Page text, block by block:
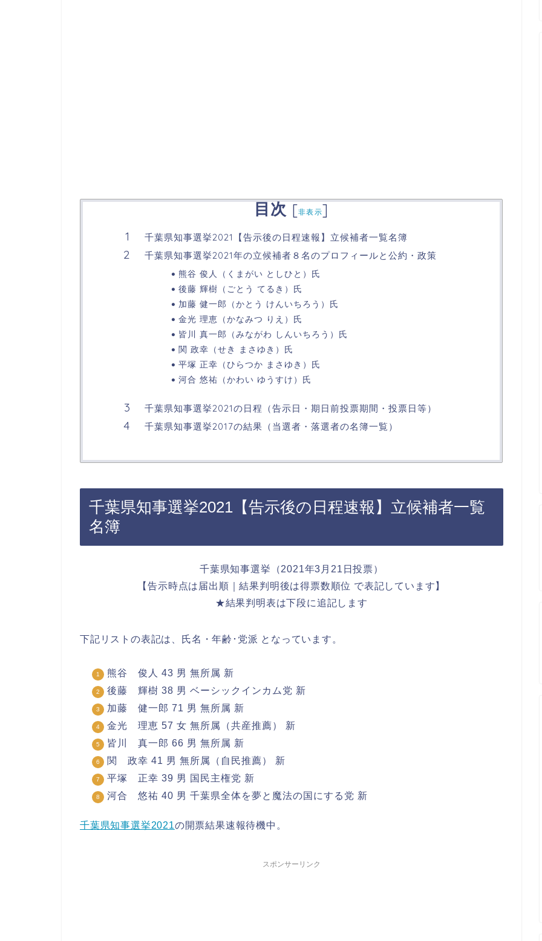
目次 [非表示]
千葉県知事選挙2021【告示後の日程速報】立候補者一覧名簿
千葉県知事選挙2021年の立候補者８名のプロフィールと公約・政策
熊谷 俊人（くまがい としひと）氏
後藤 輝樹（ごとう てるき）氏
加藤 健一郎（かとう けんいちろう）氏
金光 理恵（かなみつ りえ）氏
皆川 真一郎（みながわ しんいちろう）氏
関 政幸（せき まさゆき）氏
平塚 正幸（ひらつか まさゆき）氏
河合 悠祐（かわい ゆうすけ）氏
千葉県知事選挙2021の日程（告示日・期日前投票期間・投票日等）
千葉県知事選挙2017の結果（当選者・落選者の名簿一覧）
千葉県知事選挙2021【告示後の日程速報】立候補者一覧
名簿
千葉県知事選挙（2021年3月21日投票）
【告示時点は届出順｜結果判明後は得票数順位 で表記しています】
★結果判明表は下段に追記します
下記リストの表記は、氏名・年齢･党派 となっています。
熊谷 俊人 43 男 無所属 新
後藤 輝樹 38 男 ベーシックインカム党 新
加藤 健一郎 71 男 無所属 新
金光 理恵 57 女 無所属（共産推薦） 新
皆川 真一郎 66 男 無所属 新
関 政幸 41 男 無所属（自民推薦） 新
平塚 正幸 39 男 国民主権党 新
河合 悠祐 40 男 千葉県全体を夢と魔法の国にする党 新
千葉県知事選挙2021の開票結果速報待機中。
スポンサーリンク